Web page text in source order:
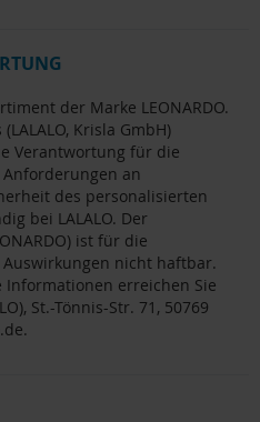
der Marke LEONARDO.
Krisla GmbH)
Verantwortung für die
an
des personalisierten
bei LALALO. Der
ist für die
nicht haftbar.
Informationen erreichen Sie
St.-Tönnis-Str. 71, 50769
.